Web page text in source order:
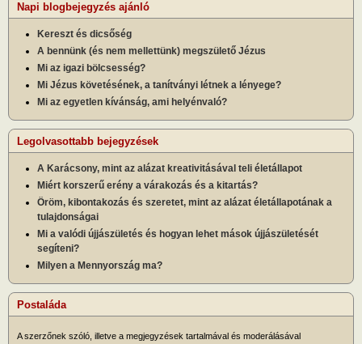
Napi blogbejegyzés ajánló
Kereszt és dicsőség
A bennünk (és nem mellettünk) megszülető Jézus
Mi az igazi bölcsesség?
Mi Jézus követésének, a tanítványi létnek a lényege?
Mi az egyetlen kívánság, ami helyénvaló?
Legolvasottabb bejegyzések
A Karácsony, mint az alázat kreativitásával teli életállapot
Miért korszerű erény a várakozás és a kitartás?
Öröm, kibontakozás és szeretet, mint az alázat életállapotának a
tulajdonságai
Mi a valódi újjászületés és hogyan lehet mások újjászületését
segíteni?
Milyen a Mennyország ma?
Postaláda
A szerzőnek szóló, illetve a megjegyzések tartalmával és moderálásával